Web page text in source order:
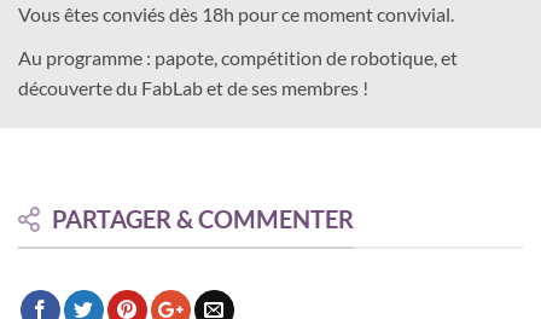
Vous êtes conviés dès 18h pour ce moment convivial.
Au programme : papote, compétition de robotique, et
découverte du FabLab et de ses membres !
PARTAGER & COMMENTER